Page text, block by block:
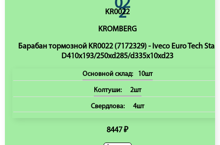
KR0022
KROMBERG
Барабан тормозной KR0022 (7172329) - Iveco Euro Tech Star
D410x193/250xd285/d335x10xd23
Основной склад: 10шт
Колтуши: 2шт
Свердлова: 4шт
8447 ₽